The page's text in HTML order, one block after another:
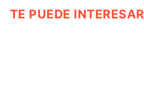
TE PUEDE INTERESAR